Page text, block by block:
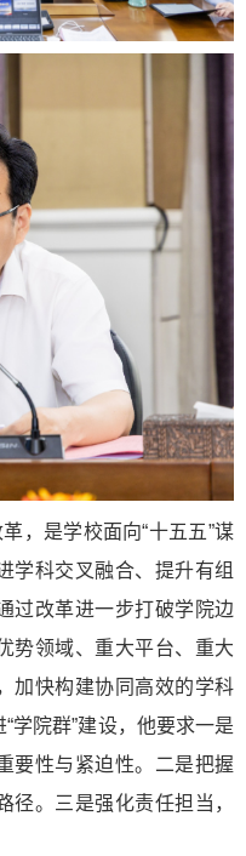
，是学校面向“十五五”谋
学科交叉融合、提升有组
过改革进一步打破学院边
势领域、重大平台、重大
加快构建协同高效的学科
学院群”建设，他要求一是
要性与紧迫性。二是把握
径。三是强化责任担当，